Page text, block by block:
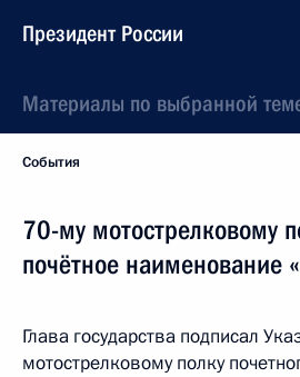
Президент России
Материалы по выбранной
События
70-му мотострелковому
почётное наименование
Глава государства подписал
мотострелковому полку